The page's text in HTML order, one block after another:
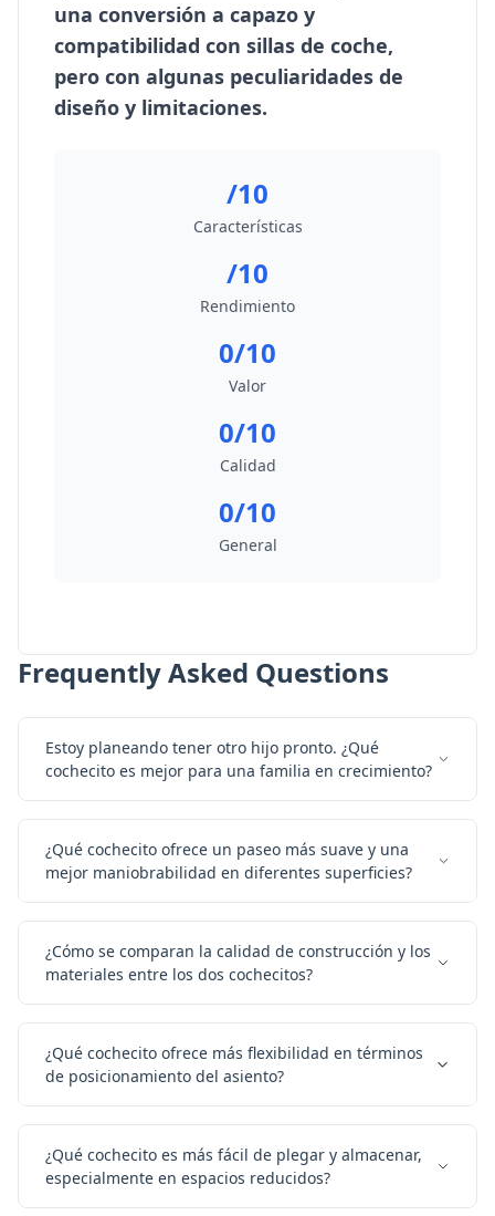
una conversión a capazo y
compatibilidad con sillas de coche,
pero con algunas peculiaridades de
diseño y limitaciones.
/10
Características
/10
Rendimiento
0/10
Valor
0/10
Calidad
0/10
General
Frequently Asked Questions
Estoy planeando tener otro hijo pronto. ¿Qué
cochecito es mejor para una familia en crecimiento?
¿Qué cochecito ofrece un paseo más suave y una
mejor maniobrabilidad en diferentes superficies?
¿Cómo se comparan la calidad de construcción y los
materiales entre los dos cochecitos?
¿Qué cochecito ofrece más flexibilidad en términos
de posicionamiento del asiento?
¿Qué cochecito es más fácil de plegar y almacenar,
especialmente en espacios reducidos?